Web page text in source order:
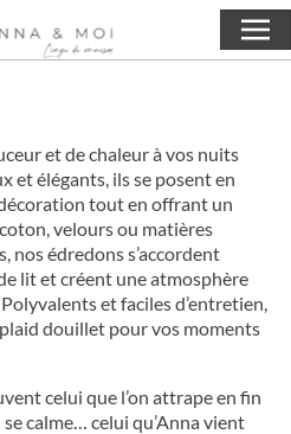
0,00€
et de chaleur à vos nuits
et élégants, ils se posent en
tout en offrant un
velours ou matières
nos édredons s’accordent
lit et créent une atmosphère
et faciles d’entretien,
douillet pour vos moments
celui que l’on attrape en fin
calme… celui qu’Anna vient